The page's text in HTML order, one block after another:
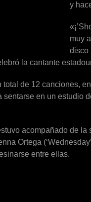
y
muy
disco
la cantante
de 12 canciones,
sentarse en un estudio
acompañado de la
Ortega
entre ellas.